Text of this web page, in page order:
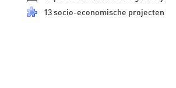
13 socio-economische projecten